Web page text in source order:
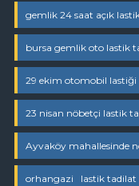
gemlik 24 saat açık
bursa gemlik oto lastik
29 ekim otomobil lastiği
23 nisan nöbetçi lastik
Ayvaköy mahallesinde
orhangazi lastik tadilat